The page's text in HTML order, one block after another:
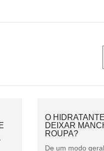
O
DEIXAR
ROUPA?
De um modo